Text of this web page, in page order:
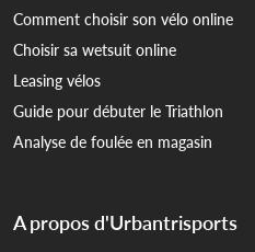
Comment choisir son vélo online
Choisir sa wetsuit online
Leasing vélos
Guide pour débuter le Triathlon
Analyse de foulée en magasin
A propos d'Urbantrisports